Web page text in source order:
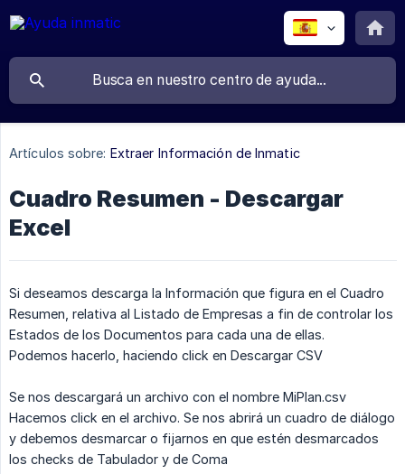
Artículos sobre: Extraer Información de Inmatic
Cuadro Resumen - Descargar
Excel
Si deseamos descarga la Información que figura en el Cuadro
Resumen, relativa al Listado de Empresas a fin de controlar los
Estados de los Documentos para cada una de ellas.
Podemos hacerlo, haciendo click en Descargar CSV
Se nos descargará un archivo con el nombre MiPlan.csv
Hacemos click en el archivo. Se nos abrirá un cuadro de diálogo
y debemos desmarcar o fijarnos en que estén desmarcados
los checks de Tabulador y de Coma